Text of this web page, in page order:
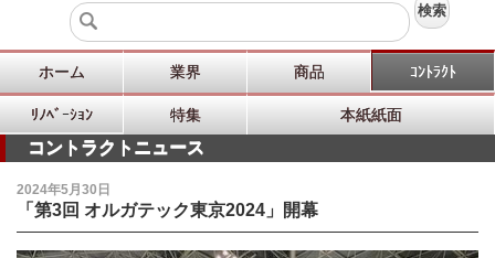
検索
ホーム 業界 商品 ｺﾝﾄﾗｸﾄ
ﾘﾉﾍﾞｰｼｮﾝ 特集 本紙紙面
コントラクトニュース
2024年5月30日
「第3回 オルガテック東京2024」開幕